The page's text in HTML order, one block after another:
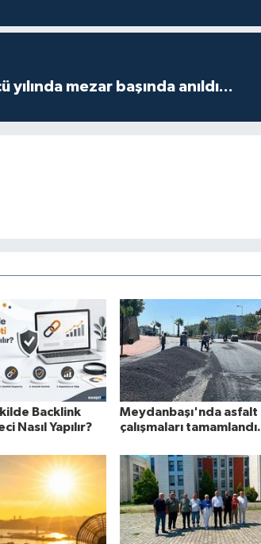
yılında mezar başında anıldı...
Backlink
Nasıl Yapılır?
Meydanbaşı'nda asfalt
çalışmaları